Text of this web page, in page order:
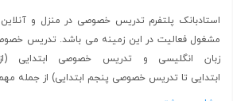
استادبانک پلتفرم تدریس خصوصی در منزل و آنلاین
مشغول فعالیت در این زمینه می باشد.تدریس
زبان انگلیسی و تدریس خصوصی ابتدایی (از
ابتدایی تا تدریس خصوصی پنجم ابتدایی) از جمله